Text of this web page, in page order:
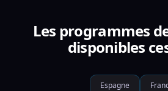
Les programmes
disponibles
Espagne